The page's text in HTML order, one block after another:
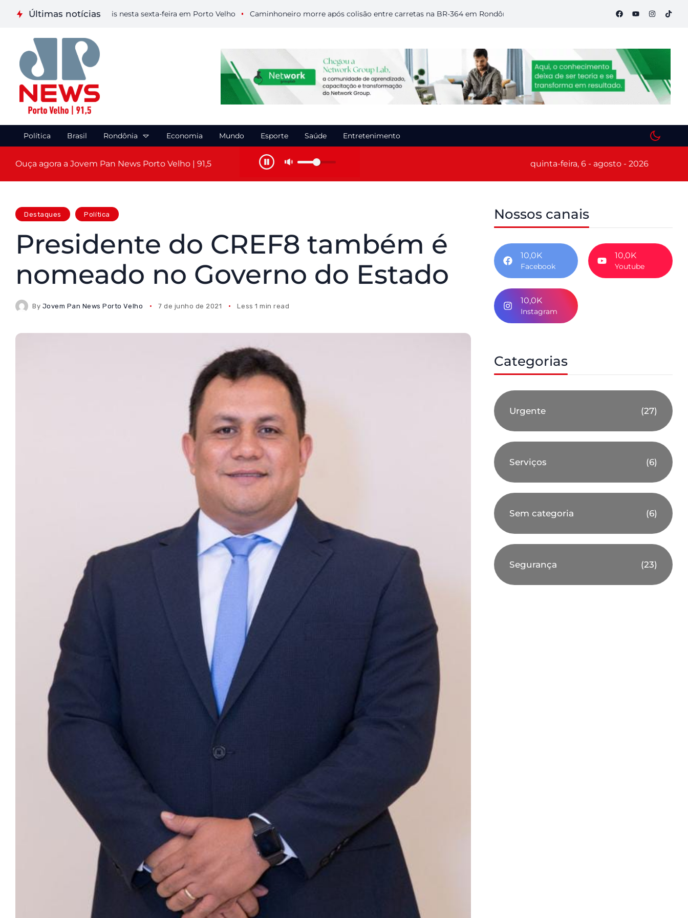
Últimas notícias
etapa de Artes Visuais nesta sexta-feira em Porto Velho Caminhoneiro morre após colisão entre carretas na BR-364 em Rondônia Semana S do Comércio começa hoje em Porto
Política Brasil Rondônia Economia Mundo Esporte Saúde Entretenimento
Ouça agora a Jovem Pan News Porto Velho | 91,5 quinta-feira, 6 - agosto - 2026
Destaques Política
Presidente do CREF8 também é
nomeado no Governo do Estado
By Jovem Pan News Porto Velho 7 de junho de 2021 Less 1 min read
Nossos canais
10,0K
Facebook
10,0K
Youtube
10,0K
Instagram
Categorias
Urgente (27)
Serviços (6)
Sem categoria (6)
Segurança (23)